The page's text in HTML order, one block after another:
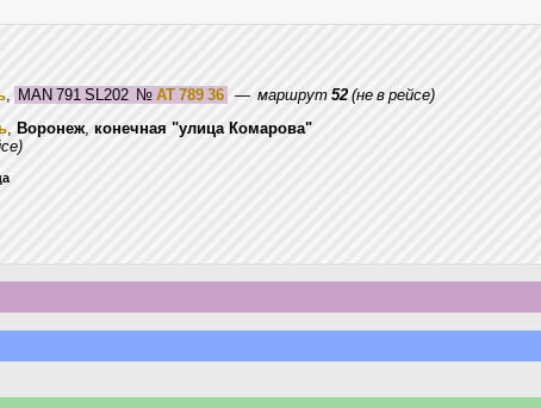
, MAN 791 SL202 № АТ 789 36 — маршрут 52 (не в рейсе)
, Воронеж, конечная "улица Комарова"